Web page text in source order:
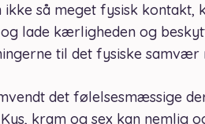
ikke så meget fysisk kontakt,
lade kærligheden og
til det fysiske samvær
det følelsesmæssige
kram og sex kan nemlig